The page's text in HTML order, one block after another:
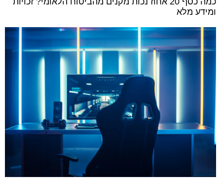
ומידע מלא